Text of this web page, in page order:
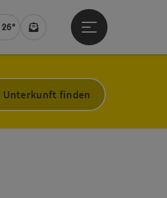
Aktuelles Wetter Bad Ischl, heiter
26°
Newsletter
Hauptmenü öffnen
Unterkunft finden